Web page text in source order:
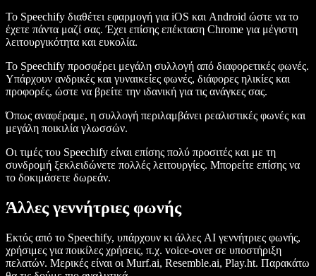
Το Speechify διαθέτει εφαρμογή για iOS και Android ώστε να το
έχετε πάντα μαζί σας. Έχει επίσης επέκταση Chrome για μέγιστη
λειτουργικότητα και ευκολία.
Το Speechify προσφέρει μεγάλη συλλογή από διαφορετικές φωνές.
Υπάρχουν ανδρικές και γυναικείες φωνές, διάφορες ηλικίες και
προφορές, ώστε να βρείτε την ιδανική για τις ανάγκες σας.
Όπως αναφέραμε, η συλλογή περιλαμβάνει ρεαλιστικές φωνές και
μεγάλη ποικιλία γλωσσών.
Οι τιμές του Speechify είναι επίσης πολύ προσιτές και με τη
συνδρομή ξεκλειδώνετε πολλές λειτουργίες. Μπορείτε επίσης να
το δοκιμάσετε δωρεάν.
Άλλες γεννήτριες φωνής
Εκτός από το Speechify, υπάρχουν κι άλλες AI γεννήτριες φωνής,
χρήσιμες για ποικίλες χρήσεις, π.χ. voice-over σε υποστήριξη
πελατών. Μερικές είναι οι Murf.ai, Resemble.ai, Play.ht. Παρακάτω